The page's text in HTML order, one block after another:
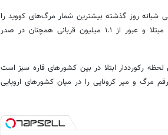
حال نشان می‌دهد که آمریکا با ثبت ۴۰۸ فوتی طی شبانه روز گذشته بیشترین شمار مرگ‌های کووید را
در جهان داشته است. آمریکا همچنین با بیش از ۱۰۳ میلیون مبتلا و عبور از ۱.۱ میلیون قربانی همچنان در صدر
بیش از ۳۹ میلیون مبتلا تا این لحظه رکورددار ابتلا در بین کشورهای قاره سبز است
همچنان بالاترین رقم مرگ و میر کرونایی را در میان کشورهای اروپایی